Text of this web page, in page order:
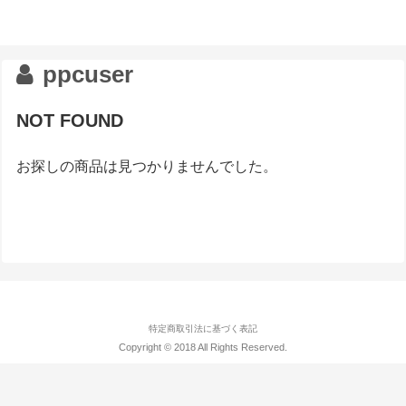
ppcuser
NOT FOUND
お探しの商品は見つかりませんでした。
特定商取引法に基づく表記
Copyright © 2018 All Rights Reserved.